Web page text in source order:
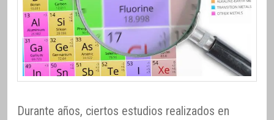
Durante años, ciertos estudios realizados en